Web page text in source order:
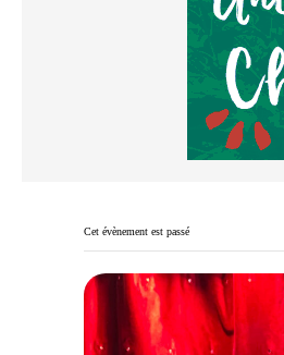
Cet évènement est passé